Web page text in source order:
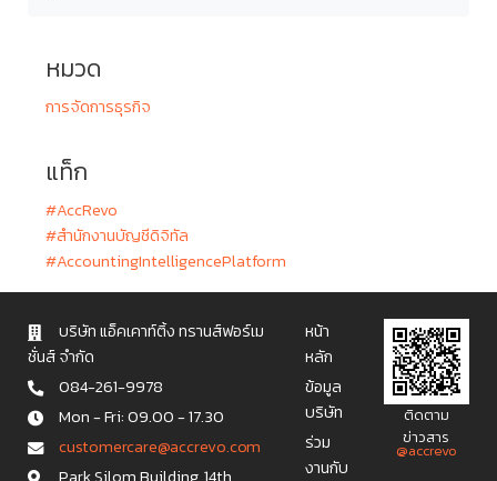
หมวด
การจัดการธุรกิจ
แท็ก
#AccRevo
#สำนักงานบัญชีดิจิทัล
#AccountingIntelligencePlatform
บริษัท แอ็คเคาท์ติ้ง ทรานส์ฟอร์เม
ชั่นส์ จำกัด
084-261-9978
Mon - Fri: 09.00 - 17.30
c u s t o m e r c a r e @ a c c r e v o . c o m
หน้า
หลัก
ข้อมูล
บริษัท
ร่วม
งานกับ
ติดตาม
ข่าวสาร
@accrevo